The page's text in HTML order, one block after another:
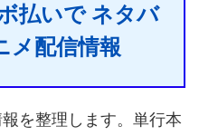
払いで ネタバ
メ配信情報
を整理します。単行本